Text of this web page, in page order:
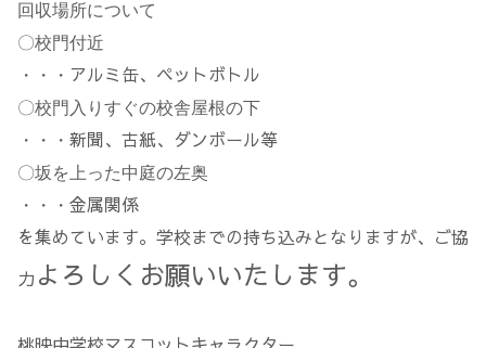
回収場所について
〇校門付近
・・・ アルミ缶、ペットボトル
〇校門入りすぐの校舎屋根の下
・・・ 新聞、古紙、ダンボール等
〇坂を上った中庭の左奥
・・・ 金属関係
を集めています。学校までの持ち込みとなりますが、ご協
力 よろしくお願いいたします。